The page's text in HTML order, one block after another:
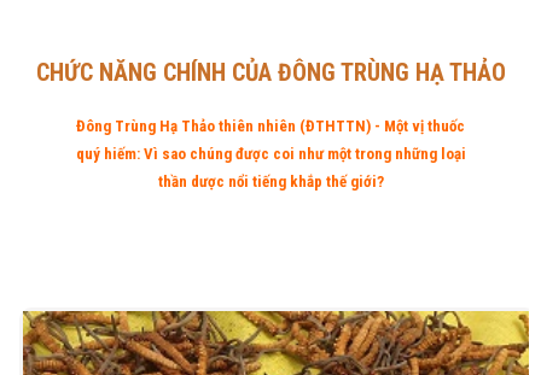
tuổi tiền mãn kinh giảm khô hạn, đau rát
khi quan hệ; cân bằng cảm xúc, ngủ ngon...
CHỨC NĂNG CHÍNH CỦA ĐÔNG TRÙNG HẠ THẢO
Đông Trùng Hạ Thảo thiên nhiên (ĐTHTTN) - Một vị thuốc
quý hiếm: Vì sao chúng được coi như một trong những loại
thần dược nổi tiếng khắp thế giới?